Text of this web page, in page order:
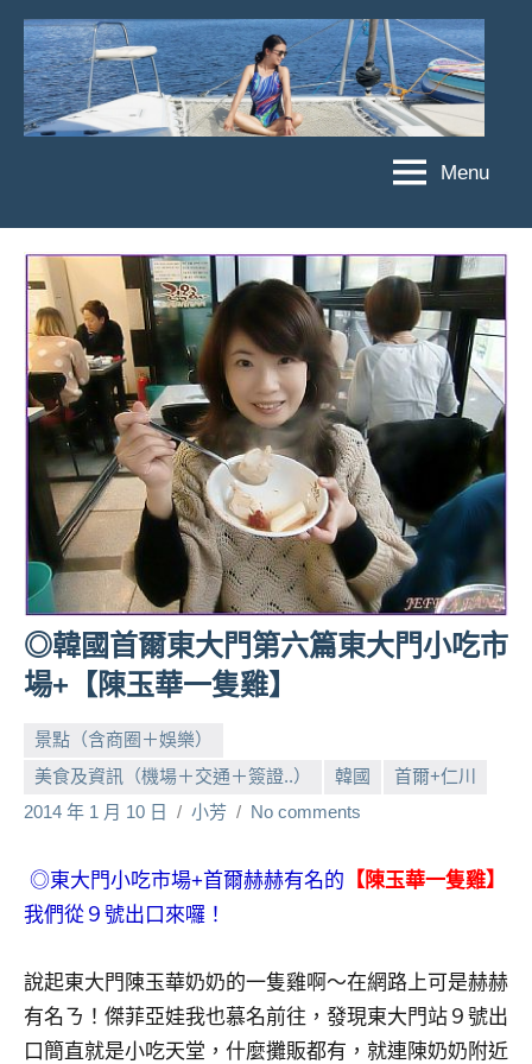
Skip
content
菲
亞
娃
JEFFIA
FANG
亞
娃
粉
絲
團、
主
遊、
人
帶
路、
旅
遊
節
目
賓、
News
探
節
班
底、
外
Menu
◎韓國首爾東大門第六篇東大門小吃市
場+【陳玉華一隻雞】
景點（含商圈＋娛樂）
美食及資訊（機場＋交通＋簽證..）
韓國
首爾+仁川
2014 年 1 月 10 日
小芳 No comments
◎東大門小吃市場+首爾赫赫有名的 【陳玉華一隻雞】
我們從９號出口來囉！
說起東大門陳玉華奶奶的一隻雞啊～在網路上可是赫赫
有名ㄋ！傑菲亞娃我也慕名前往，發現東大門站９號出
口簡直就是小吃天堂，什麼攤販都有，就連陳奶奶附近